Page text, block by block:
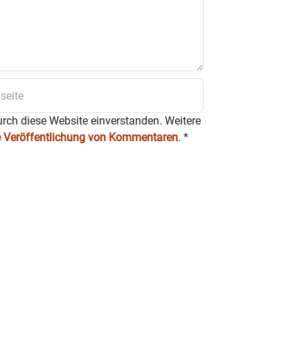
diese Website einverstanden. Weitere
von Kommentaren. *